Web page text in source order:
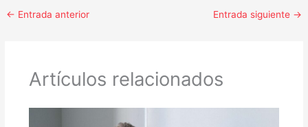
← Entrada anterior Entrada siguiente →
Artículos relacionados